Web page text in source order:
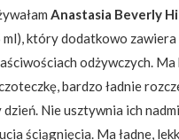
Anastasia Beverly
ml), który dodatkowo
odżywczych.
bardzo ładnie
dzień. Nie usztywnia ich
ściągnięcia. Ma ładne,